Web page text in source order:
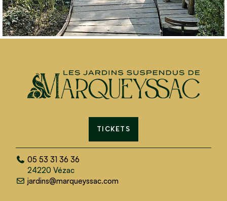
TICKETS
05 53 31 36 36
24220 Vézac
jardins@marqueyssac.com